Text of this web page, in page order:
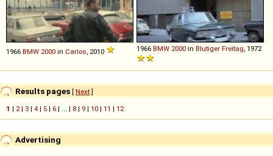
1966 BMW 2000 in Carlos, 2010 1966 BMW 2000 in Blutiger Freitag, 1972
Results pages [ Next]
1 | 2| 3 | 4 | 5 | 6 | ... | 8 | 9 | 10 | 11 | 12
Advertising